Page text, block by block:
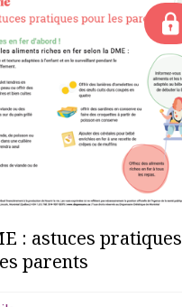
: astuces pratiques
parents